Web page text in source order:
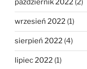
październik 2022 (2)
wrzesień 2022 (1)
sierpień 2022 (4)
lipiec 2022 (1)